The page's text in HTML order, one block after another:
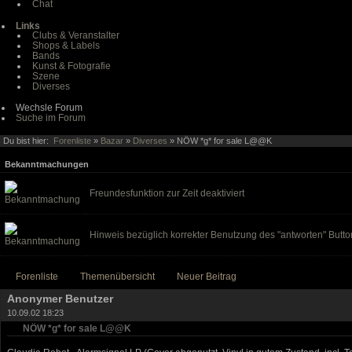
Chat
Links
Clubs & Veranstalter
Shops & Labels
Bands
Kunst & Fotografie
Szene
Diverses
Wechsle Forum
Suche im Forum
Du bist hier: Forenliste » Bazar » Diverses » NÖW *g* for sale L@@K
Bekanntmachungen
Freundesfunktion zur Zeit deaktiviert
Hinweis bezüglich korrekter Benutzung des "antworten"
Forenliste Themenübersicht Neuer Beitrag
Anonymer Benutzer
10.09.02 18:23
NÖW *g* for sale L@@K